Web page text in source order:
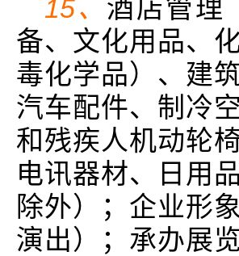
15、 酒店管理
备、文化用品、
毒化学品）、建
汽车配件、制冷
和残疾人机动轮
电讯器材、日用
除外）；企业形
演出）；承办展